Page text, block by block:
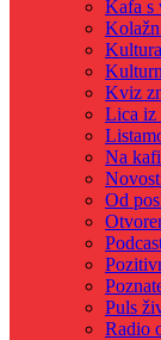
Kafa s
Kviz
Lica iz
Na
Od
Puls
Radio